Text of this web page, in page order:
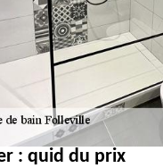
: quid du prix